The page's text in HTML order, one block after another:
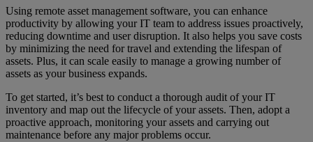
Using remote asset management software, you can enhance
productivity by allowing your IT team to address issues proactively,
reducing downtime and user disruption. It also helps you save costs
by minimizing the need for travel and extending the lifespan of
assets. Plus, it can scale easily to manage a growing number of
assets as your business expands.
To get started, it’s best to conduct a thorough audit of your IT
inventory and map out the lifecycle of your assets. Then, adopt a
proactive approach, monitoring your assets and carrying out
maintenance before any major problems occur.